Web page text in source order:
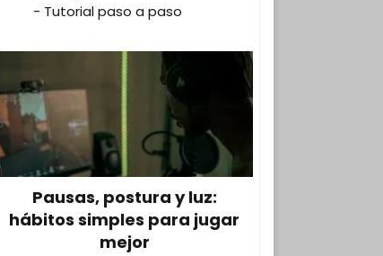
- Tutorial paso a paso
Pausas, postura y luz:
hábitos simples para jugar
mejor